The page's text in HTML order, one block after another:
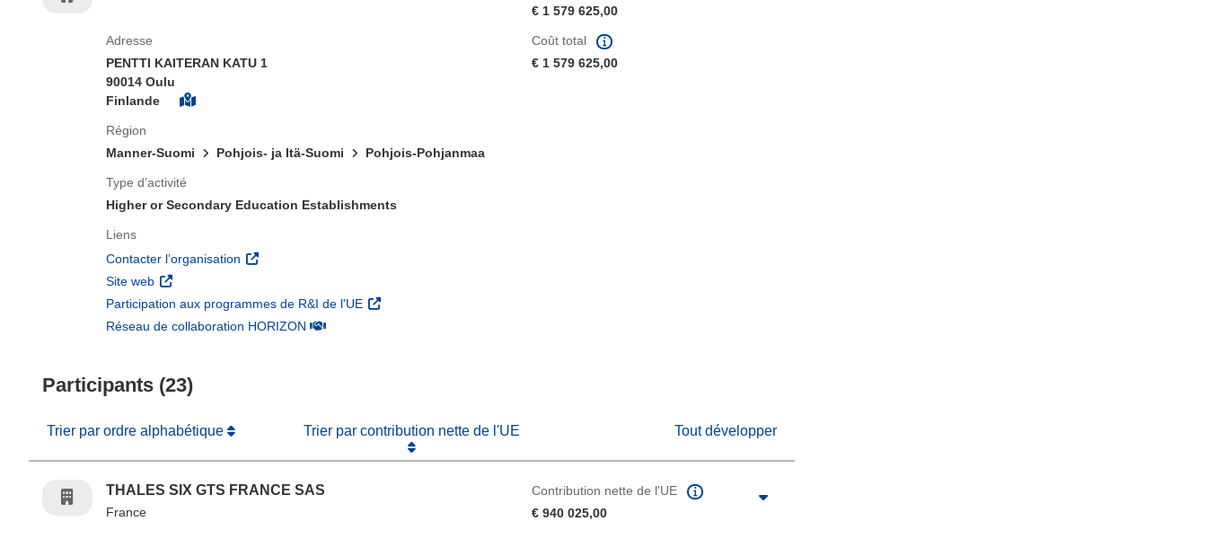
€ 1 579 625,00
Adresse
PENTTI KAITERAN KATU 1
90014 Oulu
Finlande
Région
Manner-Suomi
Pohjois- ja Itä-Suomi Pohjois-Pohjanmaa
Type d’activité
Higher or Secondary Education Establishments
Liens
Contacter l’organisation (s’ouvre dans une nouvelle fenêtre)
Site web (s’ouvre dans une nouvelle fenêtre)
Participation aux programmes de R&I de l'UE (s’ouvre dans une nouvelle fenêtre)
Réseau de collaboration HORIZON(s’ouvre dans une nouvelle fenêtre)
Coût total
€ 1 579 625,00
Participants (23)
Trier par ordre alphabétique Trier par contribution nette de l'UE Tout développer
THALES SIX GTS FRANCE SAS
France
Contribution nette de l'UE
€ 940 025,00